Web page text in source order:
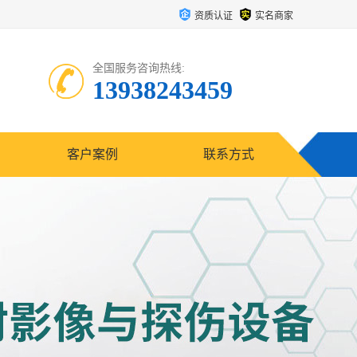
资质认证 实名商家
全国服务咨询热线:
13938243459
客户案例 联系方式